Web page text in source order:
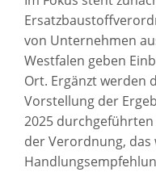
von Unternehmen
Westfalen geben
Ort. Ergänzt werden
Vorstellung der
2025
der Verordnung, das